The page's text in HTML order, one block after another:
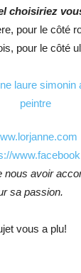
choisiriez
pour le côté
pour le côté
nous avoir
sa passion.
vous a plu!